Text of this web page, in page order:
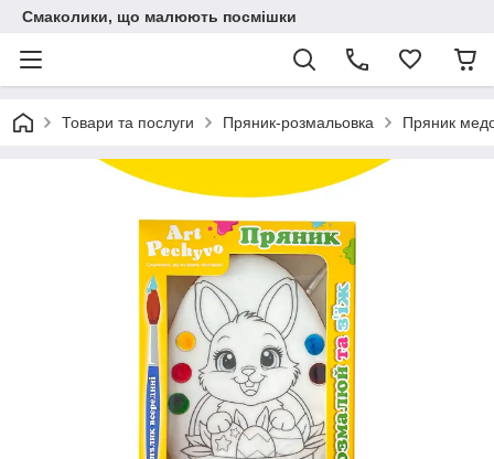
Смаколики, що малюють посмішки
Товари та послуги Пряник-розмальовка Пряник